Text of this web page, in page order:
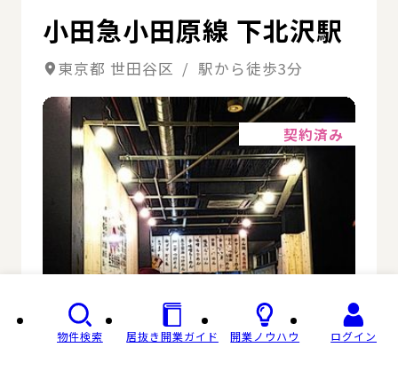
小田急小田原線 下北沢駅
東京都 世田谷区 / 駅から徒歩3分
契約済み
物件検索 居抜き開業ガイド 開業ノウハウ ログイン